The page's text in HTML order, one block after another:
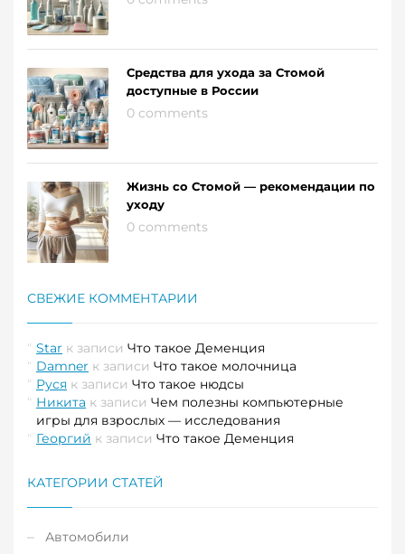
Средства для ухода за Стомой
доступные в России
0 comments
Жизнь со Стомой — рекомендации по
уходу
0 comments
СВЕЖИЕ КОММЕНТАРИИ
Star к записи Что такое Деменция
Damner к записи Что такое молочница
Руся к записи Что такое нюдсы
Никита к записи Чем полезны компьютерные
игры для взрослых — исследования
Георгий к записи Что такое Деменция
КАТЕГОРИИ СТАТЕЙ
Автомобили